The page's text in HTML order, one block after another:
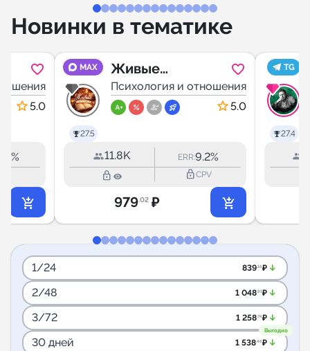
Новинки в тематике
5.0
MAX
27.5
Живые
Истории
Психология и отношения
5.0
11.8K ERR:9.2%
lock_outline lock_outlineCPV
979.02 ₽
TG
27.4
1/24 839.16₽ arrow_downward_alt
2/48 1 048.95₽ arrow_downward_alt
3/72 1 258.74₽ arrow_downward_alt
Выгодно
30 дней 1 538.46₽ arrow_downward_alt